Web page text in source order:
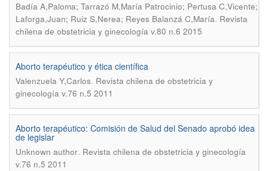
Badía A,Paloma; Tarrazó M,María Patrocinio; Pertusa C,Vicente;
Laforga,Juan; Ruiz S,Nerea; Reyes Balanzá C,María. Revista
chilena de obstetricia y ginecología v.80 n.6 2015
Aborto terapéutico y ética científica
Valenzuela Y,Carlos. Revista chilena de obstetricia y
ginecología v.76 n.5 2011
Aborto terapéutico: Comisión de Salud del Senado aprobó idea
de legislar
Unknown author. Revista chilena de obstetricia y ginecología
v.76 n.5 2011